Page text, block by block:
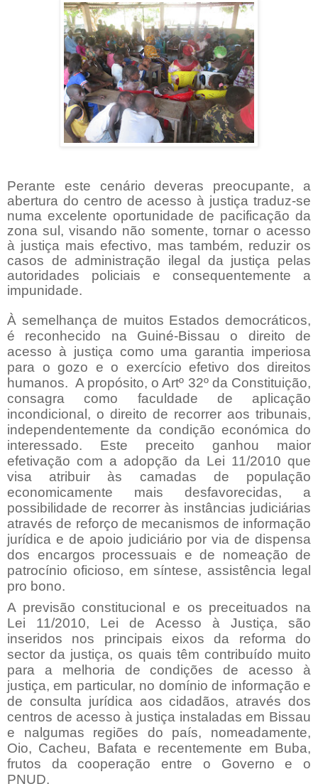
Perante este cenário deveras preocupante, a
abertura do centro de acesso à justiça traduz-se
numa excelente oportunidade de pacificação da
zona sul, visando não somente, tornar o acesso
à justiça mais efectivo, mas também, reduzir os
casos de administração ilegal da justiça pelas
autoridades policiais e consequentemente a
impunidade.
À semelhança de muitos Estados democráticos,
é reconhecido na Guiné-Bissau o direito de
acesso à justiça como uma garantia imperiosa
para o gozo e o exercício efetivo dos direitos
humanos. A propósito, o Artº 32º da Constituição,
consagra como faculdade de aplicação
incondicional, o direito de recorrer aos tribunais,
independentemente da condição económica do
interessado. Este preceito ganhou maior
efetivação com a adopção da Lei 11/2010 que
visa atribuir às camadas de população
economicamente mais desfavorecidas, a
possibilidade de recorrer às instâncias judiciárias
através de reforço de mecanismos de informação
jurídica e de apoio judiciário por via de dispensa
dos encargos processuais e de nomeação de
patrocínio oficioso, em síntese, assistência legal
pro bono.
A previsão constitucional e os preceituados na
Lei 11/2010, Lei de Acesso à Justiça, são
inseridos nos principais eixos da reforma do
sector da justiça, os quais têm contribuído muito
para a melhoria de condições de acesso à
justiça, em particular, no domínio de informação e
de consulta jurídica aos cidadãos, através dos
centros de acesso à justiça instaladas em Bissau
e nalgumas regiões do país, nomeadamente,
Oio, Cacheu, Bafata e recentemente em Buba,
frutos da cooperação entre o Governo e o
PNUD.